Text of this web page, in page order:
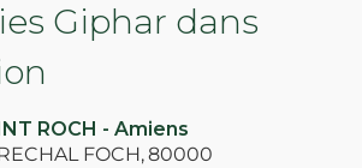
Giphar dans
ROCH - Amiens
FOCH,80000